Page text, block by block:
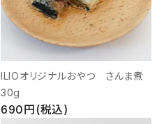
ILIOオリジナルおやつ さんま煮
30g
690円(税込)